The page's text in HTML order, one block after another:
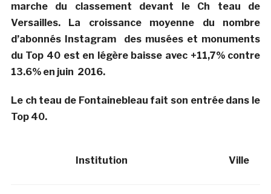
marche du classement devant le Ch teau de
Versailles. La croissance moyenne du nombre
d’abonnés Instagram des musées et monuments
du Top 40 est en légère baisse avec +11,7% contre
13.6% en juin 2016.
Le ch teau de Fontainebleau fait son entrée dans le
Top 40.
Institution Ville